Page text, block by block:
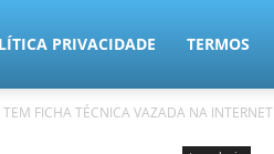
PRIVACIDADE TERMOS
FICHA TÉCNICA VAZADA NA INTERNET